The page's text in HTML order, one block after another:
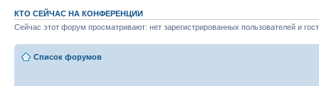
КТО СЕЙЧАС НА КОНФЕРЕНЦИИ
Сейчас этот форум просматривают: нет зарегистрированных пользователей и
Список форумов